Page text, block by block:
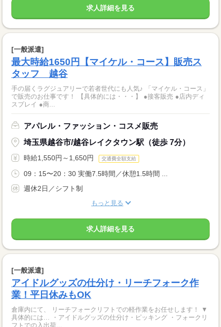
求人詳細を見る
[一般派遣]
最大時給1650円【マイケル・コース】販売ス
タッフ 越谷
手の届くラグジュアリーで若者世代にも人気♪ 「マイケル・コース」
で販売のお仕事です！ 【具体的には・・・】 ●接客販売 ●店内ディ
スプレイ ●商...
アパレル・ファッション・コスメ販売
埼玉県越谷市/越谷レイクタウン駅（徒歩 7分）
時給1,550円～1,650円 交通費全額支給
09：15〜20：30 実働7.5時間／休憩1.5時間 ...
週休2日／シフト制
もっと見る
求人詳細を見る
[一般派遣]
アイドルグッズの仕分け・リーチフォーク作
業！平日休みもOK
倉庫内にて、 リーチフォークリフトでの軽作業をお任せします！ ▼
具体的には… ・アイドルグッズの仕分け・ピッキング ・フォークリ
フトでの入出荷...